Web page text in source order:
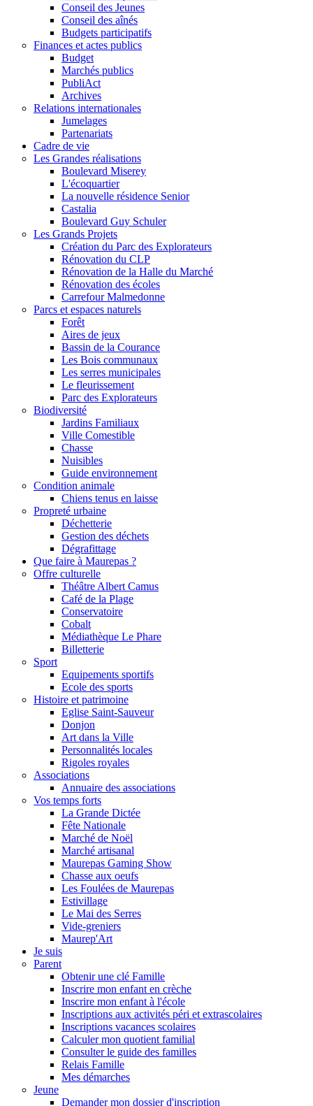
Conseil des Jeunes
Conseil des aînés
Budgets participatifs
Finances et actes publics
Budget
Marchés publics
PubliAct
Archives
Relations internationales
Jumelages
Partenariats
Cadre de vie
Les Grandes réalisations
Boulevard Miserey
L'écoquartier
La nouvelle résidence Senior
Castalia
Boulevard Guy Schuler
Les Grands Projets
Création du Parc des Explorateurs
Rénovation du CLP
Rénovation de la Halle du Marché
Rénovation des écoles
Carrefour Malmedonne
Parcs et espaces naturels
Forêt
Aires de jeux
Bassin de la Courance
Les Bois communaux
Les serres municipales
Le fleurissement
Parc des Explorateurs
Biodiversité
Jardins Familiaux
Ville Comestible
Chasse
Nuisibles
Guide environnement
Condition animale
Chiens tenus en laisse
Propreté urbaine
Déchetterie
Gestion des déchets
Dégrafittage
Que faire à Maurepas ?
Offre culturelle
Théâtre Albert Camus
Café de la Plage
Conservatoire
Cobalt
Médiathèque Le Phare
Billetterie
Sport
Equipements sportifs
Ecole des sports
Histoire et patrimoine
Eglise Saint-Sauveur
Donjon
Art dans la Ville
Personnalités locales
Rigoles royales
Associations
Annuaire des associations
Vos temps forts
La Grande Dictée
Fête Nationale
Marché de Noël
Marché artisanal
Maurepas Gaming Show
Chasse aux oeufs
Les Foulées de Maurepas
Estivillage
Le Mai des Serres
Vide-greniers
Maurep'Art
Je suis
Parent
Obtenir une clé Famille
Inscrire mon enfant en crèche
Inscrire mon enfant à l'école
Inscriptions aux activités péri et extrascolaires
Inscriptions vacances scolaires
Calculer mon quotient familial
Consulter le guide des familles
Relais Famille
Mes démarches
Jeune
Demander mon dossier d'inscription